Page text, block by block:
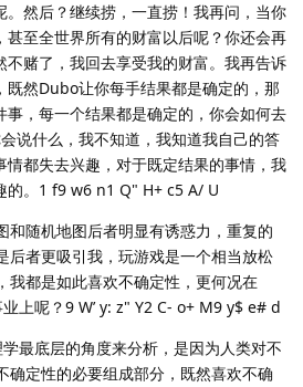
。然后？继续捞，一直捞！我再问，当你
甚至全世界所有的财富以后呢？你还会再
不赌了，我回去享受我的财富。我再告诉
既然Dubo让你每手结果都是确定的，那
事，每一个结果都是确定的，你会如何去
说什么，我不知道，我知道我自己的答
情都失去兴趣，对于既定结果的事情，我
的。1 f9 w6 n1 Q" H+ c5 A/ U
和随机地图后者明显有诱惑力，重复的
后者更吸引我，玩游戏是一个相当放松
我都是如此喜欢不确定性，更何况在
上呢？9 W’ y: z" Y2 C- o+ M9 y$ e# d
最底层的角度来分析，是因为人类对不
确定性的必要组成部分，既然喜欢不确